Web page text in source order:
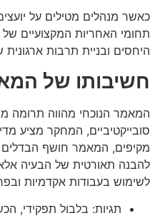
כאשר מנהלים מטילים על
היחסים ובניית תרבות
חשיבותו של
המאמר הנוכחי מהווה תרומה
מקיפים, המאמר חושף הבדלים
להבנה תאורטית של הבעיה אלא
לשימוש בעבודות אקדמיות
תגיות: בלבול תפקידי,